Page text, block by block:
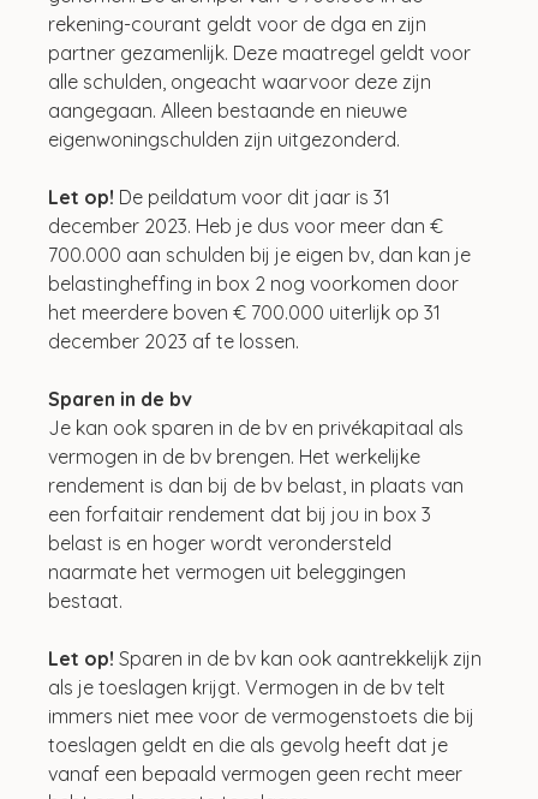
rekening-courant geldt voor de dga en zijn
partner gezamenlijk. Deze maatregel geldt voor
alle schulden, ongeacht waarvoor deze zijn
aangegaan. Alleen bestaande en nieuwe
eigenwoningschulden zijn uitgezonderd.
Let op! De peildatum voor dit jaar is 31
december 2023. Heb je dus voor meer dan €
700.000 aan schulden bij je eigen bv, dan kan je
belastingheffing in box 2 nog voorkomen door
het meerdere boven € 700.000 uiterlijk op 31
december 2023 af te lossen.
Sparen in de bv
Je kan ook sparen in de bv en privékapitaal als
vermogen in de bv brengen. Het werkelijke
rendement is dan bij de bv belast, in plaats van
een forfaitair rendement dat bij jou in box 3
belast is en hoger wordt verondersteld
naarmate het vermogen uit beleggingen
bestaat.
Let op! Sparen in de bv kan ook aantrekkelijk zijn
als je toeslagen krijgt. Vermogen in de bv telt
immers niet mee voor de vermogenstoets die bij
toeslagen geldt en die als gevolg heeft dat je
vanaf een bepaald vermogen geen recht meer